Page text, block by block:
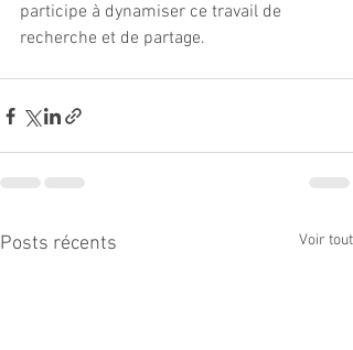
participe à dynamiser ce travail de
recherche et de partage.
Posts récents Voir tout